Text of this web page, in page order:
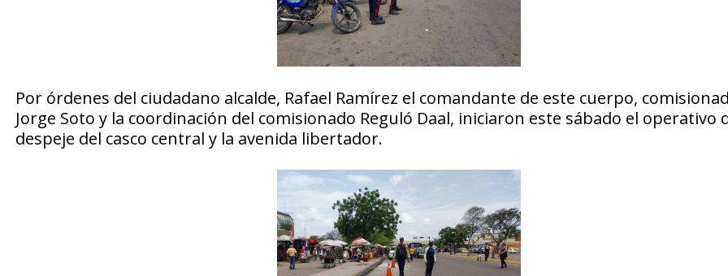
Por órdenes del ciudadano alcalde, Rafael Ramírez el comandante de este cuerpo,
Jorge Soto y la coordinación del comisionado Reguló Daal, iniciaron este sábado el operativo
despeje del casco central y la avenida libertador.